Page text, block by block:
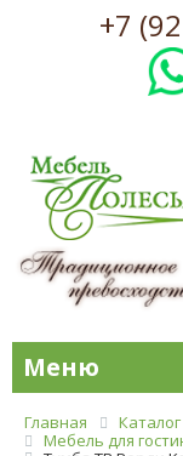
+7
Меню
Главная
Мебель для